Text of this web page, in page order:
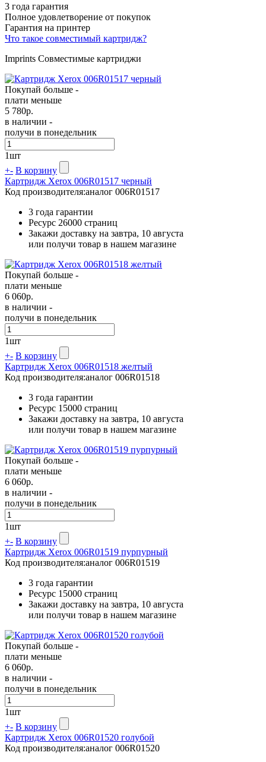
3 года гарантия
Полное удовлетворение от покупок
Гарантия на принтер
Что такое совместимый картридж?
Imprints Совместимые картриджи
Покупай больше -
плати меньше
5 780р.
в наличии -
получи в понедельник
1шт
+- В корзину
Картридж Xerox 006R01517 черный
Код производителя:аналог 006R01517
3 года гарантии
Ресурс 26000 страниц
Закажи доставку на завтра, 10 августа
или получи товар в нашем магазине
Покупай больше -
плати меньше
6 060р.
в наличии -
получи в понедельник
1шт
+- В корзину
Картридж Xerox 006R01518 желтый
Код производителя:аналог 006R01518
3 года гарантии
Ресурс 15000 страниц
Закажи доставку на завтра, 10 августа
или получи товар в нашем магазине
Покупай больше -
плати меньше
6 060р.
в наличии -
получи в понедельник
1шт
+- В корзину
Картридж Xerox 006R01519 пурпурный
Код производителя:аналог 006R01519
3 года гарантии
Ресурс 15000 страниц
Закажи доставку на завтра, 10 августа
или получи товар в нашем магазине
Покупай больше -
плати меньше
6 060р.
в наличии -
получи в понедельник
1шт
+- В корзину
Картридж Xerox 006R01520 голубой
Код производителя:аналог 006R01520